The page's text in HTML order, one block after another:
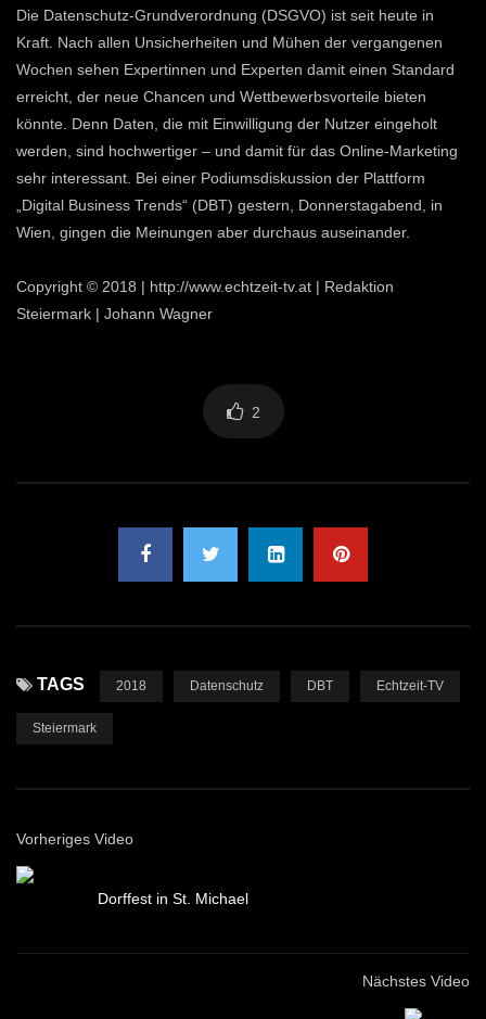
Die Datenschutz-Grundverordnung (DSGVO) ist seit heute in
Kraft. Nach allen Unsicherheiten und Mühen der vergangenen
Wochen sehen Expertinnen und Experten damit einen Standard
erreicht, der neue Chancen und Wettbewerbsvorteile bieten
könnte. Denn Daten, die mit Einwilligung der Nutzer eingeholt
werden, sind hochwertiger – und damit für das Online-Marketing
sehr interessant. Bei einer Podiumsdiskussion der Plattform
„Digital Business Trends“ (DBT) gestern, Donnerstagabend, in
Wien, gingen die Meinungen aber durchaus auseinander.
Copyright © 2018 | http://www.echtzeit-tv.at | Redaktion
Steiermark | Johann Wagner
2
TAGS 2018 Datenschutz DBT Echtzeit-TV
Steiermark
Vorheriges Video
Dorffest in St. Michael
Nächstes Video